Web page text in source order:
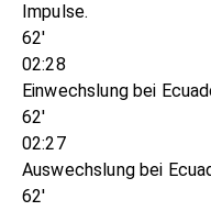
Impulse.
62'
02:28
Einwechslung bei
62'
02:27
Auswechslung bei
62'